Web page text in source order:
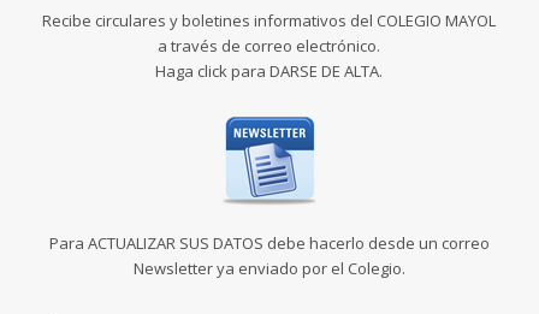
Recibe circulares y boletines informativos del COLEGIO MAYOL
a través de correo electrónico.
Haga click para DARSE DE ALTA.
Para ACTUALIZAR SUS DATOS debe hacerlo desde un correo
Newsletter ya enviado por el Colegio.